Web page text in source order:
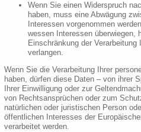
Wenn Sie einen Widerspruch
haben, muss eine Abwägung
Interessen vorgenommen
wessen Interessen überwiegen,
Einschränkung der
verlangen.
Wenn Sie die Verarbeitung Ihrer
haben, dürfen diese Daten – von ihrer
Ihrer Einwilligung oder zur
von Rechtsansprüchen oder zum
natürlichen oder juristischen Person
öffentlichen Interesses der
verarbeitet werden.